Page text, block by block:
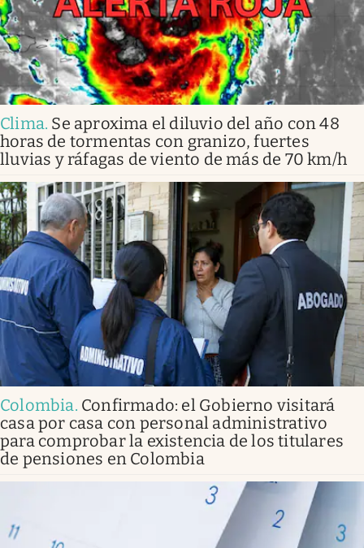
Clima. Se aproxima el diluvio del año con 48
horas de tormentas con granizo, fuertes
lluvias y ráfagas de viento de más de 70 km/h
Colombia. Confirmado: el Gobierno visitará
casa por casa con personal administrativo
para comprobar la existencia de los titulares
de pensiones en Colombia